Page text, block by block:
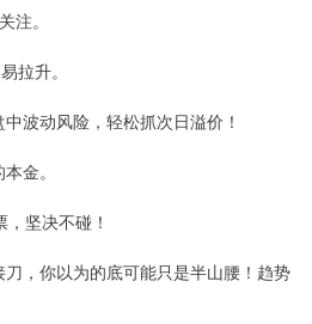
注。
拉升。
波动风险，轻松抓次日溢价！
金。
坚决不碰！
，你以为的底可能只是半山腰！趋势